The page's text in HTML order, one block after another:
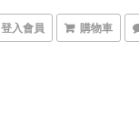
登入會員 購物車